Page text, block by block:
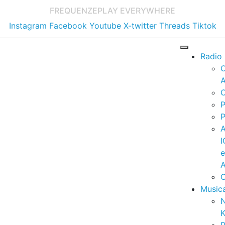
FREQUENZEPLAY EVERYWHERE
Instagram Facebook Youtube X-twitter Threads Tiktok
Radio
e